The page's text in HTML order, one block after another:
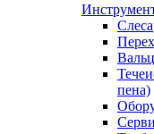
пена)